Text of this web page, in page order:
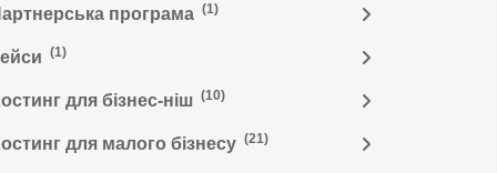
програма (1)
(1)
для бізнес-ніш (10)
для малого бізнесу (21)